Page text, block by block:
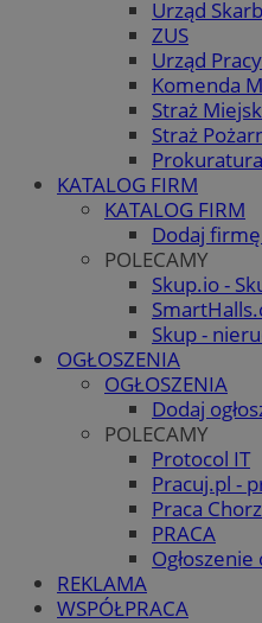
Urząd
ZUS
Urząd Pracy
Komenda
Straż
Straż
KATALOG FIRM
KATALOG FIRM
Dodaj
POLECAMY
Skup.io -
Skup -
OGŁOSZENIA
OGŁOSZENIA
Dodaj
POLECAMY
Protocol IT
Pracuj.pl -
Praca
PRACA
REKLAMA
WSPÓŁPRACA